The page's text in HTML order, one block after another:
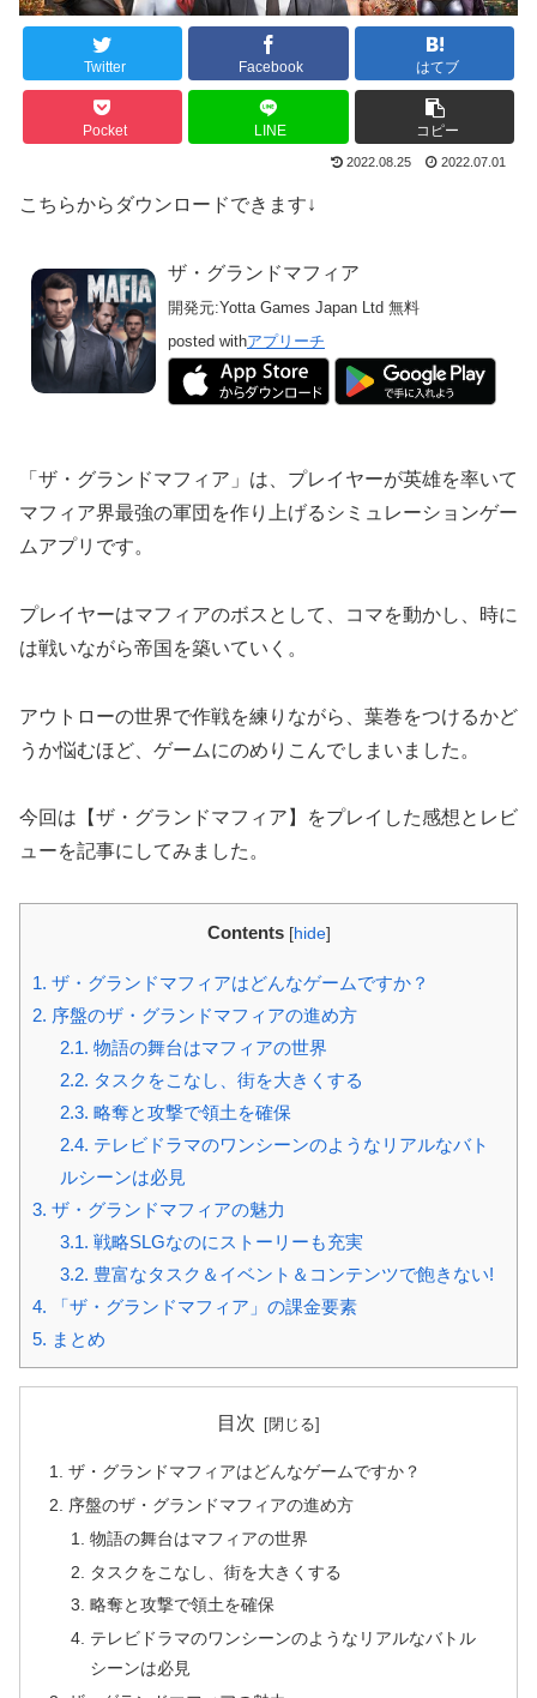
Twitter Facebook はてブ
Pocket LINE コピー
2022.08.25 2022.07.01
こちらからダウンロードできます↓
ザ・グランドマフィア
開発元:Yotta Games Japan Ltd 無料
posted withアプリーチ
「ザ・グランドマフィア」は、プレイヤーが英雄を率いて
マフィア界最強の軍団を作り上げるシミュレーションゲー
ムアプリです。
プレイヤーはマフィアのボスとして、コマを動かし、時に
は戦いながら帝国を築いていく。
アウトローの世界で作戦を練りながら、葉巻をつけるかど
うか悩むほど、ゲームにのめりこんでしまいました。
今回は【ザ・グランドマフィア】をプレイした感想とレビ
ューを記事にしてみました。
Contents [hide]
1. ザ・グランドマフィアはどんなゲームですか？
2. 序盤のザ・グランドマフィアの進め方
2.1. 物語の舞台はマフィアの世界
2.2. タスクをこなし、街を大きくする
2.3. 略奪と攻撃で領土を確保
2.4. テレビドラマのワンシーンのようなリアルなバト
ルシーンは必見
3. ザ・グランドマフィアの魅力
3.1. 戦略SLGなのにストーリーも充実
3.2. 豊富なタスク＆イベント＆コンテンツで飽きない!
4. 「ザ・グランドマフィア」の課金要素
5. まとめ
目次
ザ・グランドマフィアはどんなゲームですか？
序盤のザ・グランドマフィアの進め方
物語の舞台はマフィアの世界
タスクをこなし、街を大きくする
略奪と攻撃で領土を確保
テレビドラマのワンシーンのようなリアルなバトル
シーンは必見